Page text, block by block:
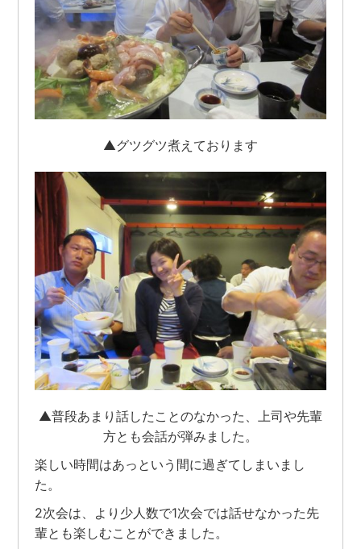
▲グツグツ煮えております
▲普段あまり話したことのなかった、上司や先輩
方とも会話が弾みました。
楽しい時間はあっという間に過ぎてしまいまし
た。
2次会は、より少人数で1次会では話せなかった先
輩とも楽しむことができました。